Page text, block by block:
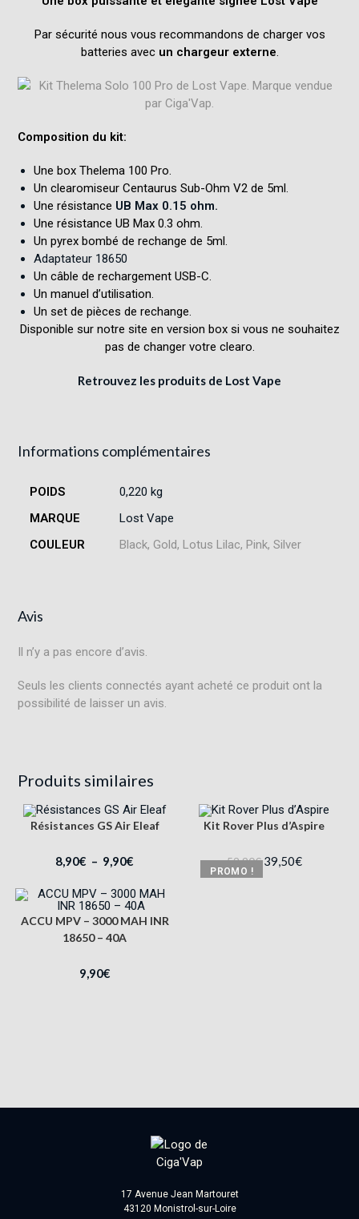
Par sécurité nous vous recommandons de charger vos
batteries avec un chargeur externe
Composition du kit:
Une box Thelema 100 Pro.
Un clearomiseur Centaurus Sub-Ohm V2 de 5ml.
Une résistance UB Max 0.15 ohm.
Une résistance UB Max 0.3 ohm.
Un pyrex bombé de rechange de 5ml.
Adaptateur 18650
Un câble de rechargement USB-C.
Un manuel d’utilisation.
Un set de pièces de rechange.
Disponible sur notre site en version box si vous ne souhaitez
pas de changer votre clearo.
Retrouvez les produits de Lost Vape
Informations complémentaires
POIDS
0,220 kg
MARQUE
Lost Vape
COULEUR
Black, Gold, Lotus Lilac, Pink, Silver
Avis
Il n’y a pas encore d’avis.
Seuls les clients connectés ayant acheté ce produit ont la
possibilité de laisser un avis.
Produits similaires
Résistances GS Air Eleaf
8,90€ – 9,90€
PROMO !
Kit Rover Plus d’Aspire
52,90€ 39,50€
ACCU MPV – 3000 MAH INR
18650 – 40A
9,90€
17 Avenue Jean Martouret
43120 Monistrol-sur-Loire